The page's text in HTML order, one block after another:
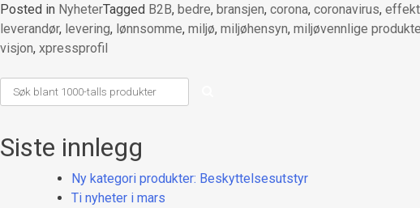
Posted in NyheterTagged B2B, bedre, bransjen, corona, coronavirus,
leverandør, levering, lønnsomme, miljø, miljøhensyn, miljøvennlige
visjon, xpressprofil
Siste innlegg
Ny kategori produkter: Beskyttelsesutstyr
Ti nyheter i mars